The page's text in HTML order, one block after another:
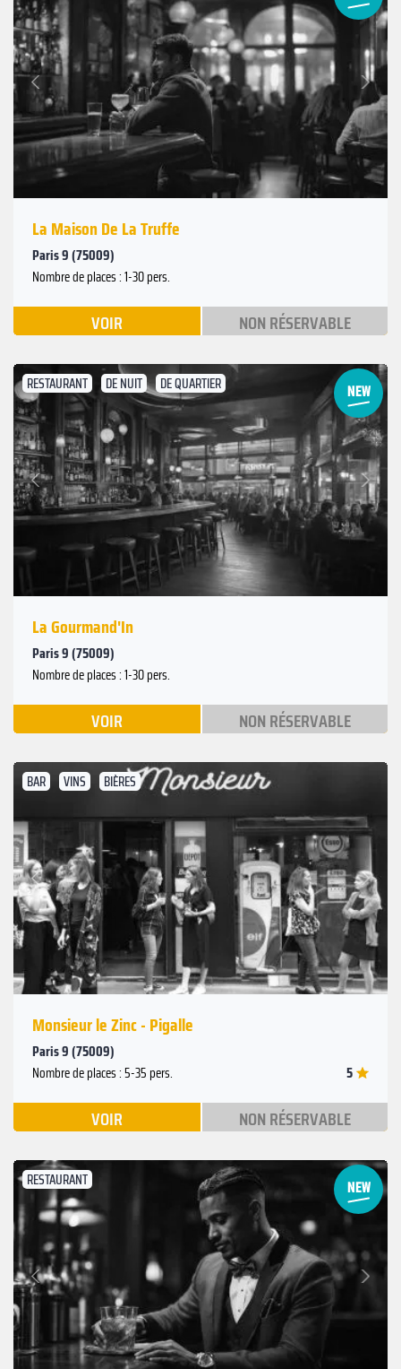
Précédent
Suivant
La Maison De La Truffe
Paris 9 (75009)
Nombre de places : 1-30 pers.
VOIR NON RÉSERVABLE
RESTAURANT DE NUIT DE QUARTIER
Précédent
Suivant
La Gourmand'In
Paris 9 (75009)
Nombre de places : 1-30 pers.
VOIR NON RÉSERVABLE
BAR VINS BIÈRES
Précédent
Suivant
Monsieur le Zinc - Pigalle
Paris 9 (75009)
Nombre de places : 5-35 pers. 5
VOIR NON RÉSERVABLE
RESTAURANT
Précédent
Suivant